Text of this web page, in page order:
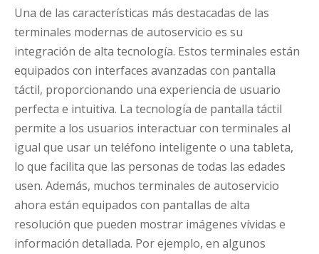
Una de las características más destacadas de las
terminales modernas de autoservicio es su
integración de alta tecnología. Estos terminales están
equipados con interfaces avanzadas con pantalla
táctil, proporcionando una experiencia de usuario
perfecta e intuitiva. La tecnología de pantalla táctil
permite a los usuarios interactuar con terminales al
igual que usar un teléfono inteligente o una tableta,
lo que facilita que las personas de todas las edades
usen. Además, muchos terminales de autoservicio
ahora están equipados con pantallas de alta
resolución que pueden mostrar imágenes vívidas e
información detallada. Por ejemplo, en algunos